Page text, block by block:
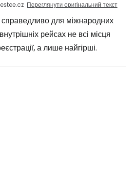
Переглянути оригінальний текст
для міжнародних
рейсах не всі місця
а лише найгірші.